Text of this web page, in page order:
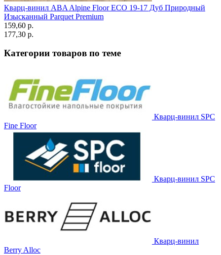
Кварц-винил ABA Alpine Floor ECO 19-17 Дуб Природный
Изысканный Parquet Premium
159,60 p.
177,30 p.
Категории товаров по теме
Кварц-винил SPC
Fine Floor
Кварц-винил SPC
Floor
Кварц-винил
Berry Alloc